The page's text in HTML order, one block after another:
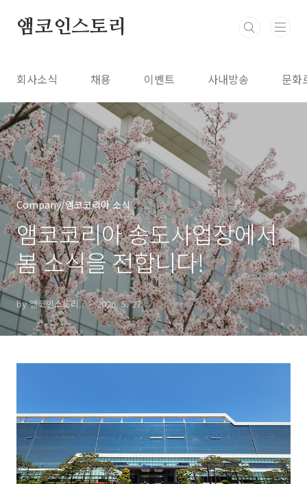
앰코인스토리
회사소식 채용 이벤트 사내방송 문화
Company/앰코코리아 소식
앰코코리아 송도사업장에서
봄 소식을 전합니다!
by 앰코인스토리.. 2026. 5. 27.